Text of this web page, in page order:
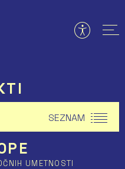
SEZNAM
UMETNOSTI